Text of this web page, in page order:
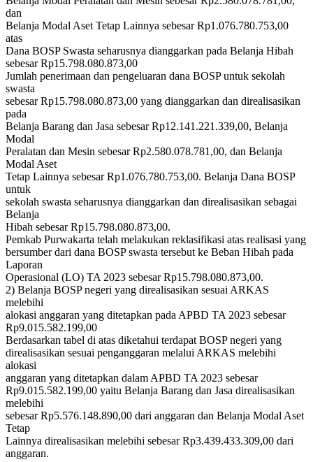
dan
Belanja Modal Aset Tetap Lainnya sebesar Rp1.076.780.753,00
atas
Dana BOSP Swasta seharusnya dianggarkan pada Belanja Hibah
sebesar Rp15.798.080.873,00
Jumlah penerimaan dan pengeluaran dana BOSP untuk sekolah
swasta
sebesar Rp15.798.080.873,00 yang dianggarkan dan direalisasikan
pada
Belanja Barang dan Jasa sebesar Rp12.141.221.339,00, Belanja
Modal
Peralatan dan Mesin sebesar Rp2.580.078.781,00, dan Belanja
Modal Aset
Tetap Lainnya sebesar Rp1.076.780.753,00. Belanja Dana BOSP
untuk
sekolah swasta seharusnya dianggarkan dan direalisasikan sebagai
Belanja
Hibah sebesar Rp15.798.080.873,00.
Pemkab Purwakarta telah melakukan reklasifikasi atas realisasi yang
bersumber dari dana BOSP swasta tersebut ke Beban Hibah pada
Laporan
Operasional (LO) TA 2023 sebesar Rp15.798.080.873,00.
2) Belanja BOSP negeri yang direalisasikan sesuai ARKAS
melebihi
alokasi anggaran yang ditetapkan pada APBD TA 2023 sebesar
Rp9.015.582.199,00
Berdasarkan tabel di atas diketahui terdapat BOSP negeri yang
direalisasikan sesuai penganggaran melalui ARKAS melebihi
alokasi
anggaran yang ditetapkan dalam APBD TA 2023 sebesar
Rp9.015.582.199,00 yaitu Belanja Barang dan Jasa direalisasikan
melebihi
sebesar Rp5.576.148.890,00 dari anggaran dan Belanja Modal Aset
Tetap
Lainnya direalisasikan melebihi sebesar Rp3.439.433.309,00 dari
anggaran.